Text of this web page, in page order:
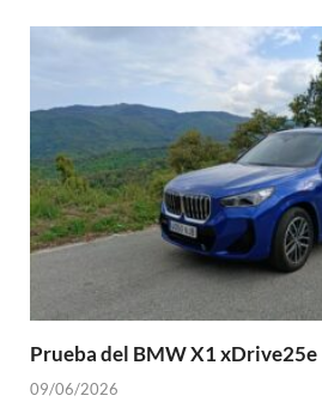
Prueba del BMW X1 xDrive25e
09/06/2026